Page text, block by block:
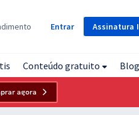
Assinatura
Entrar
Conteúdo gratuito Blog
agora